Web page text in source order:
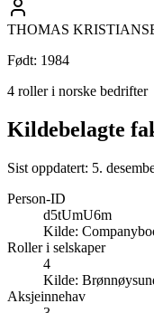
THOMAS
Født: 1984
4 roller i norske bedrifter
Kildebelagte
Sist oppdatert: 5.
Person-ID
d5tUmU6m
Kilde:
Roller i selskaper
4
Kilde:
Aksjeinnehav